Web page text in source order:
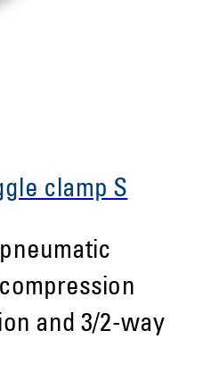
clamp S
and 3/2-way